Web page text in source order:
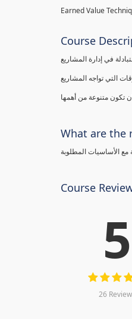
Earned Value
Course
في إدارة المشاريع
What are the
مع الأساسيات المطلوبة
Course
5
26